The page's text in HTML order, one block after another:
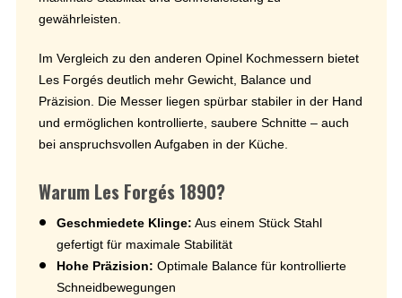
gewährleisten.
Im Vergleich zu den anderen Opinel Kochmessern bietet
Les Forgés deutlich mehr Gewicht, Balance und
Präzision. Die Messer liegen spürbar stabiler in der Hand
und ermöglichen kontrollierte, saubere Schnitte – auch
bei anspruchsvollen Aufgaben in der Küche.
Warum Les Forgés 1890?
Geschmiedete Klinge: Aus einem Stück Stahl
gefertigt für maximale Stabilität
Hohe Präzision: Optimale Balance für kontrollierte
Schneidbewegungen